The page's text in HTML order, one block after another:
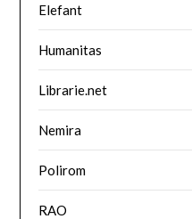
Elefant
Humanitas
Librarie.net
Nemira
Polirom
RAO